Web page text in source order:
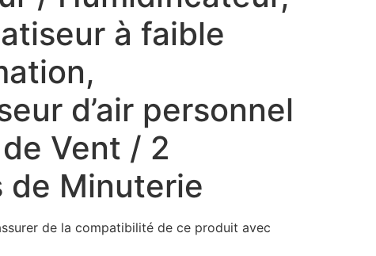
à faible
d’air personnel
Vent / 2
de Minuterie
de la compatibilité de ce produit avec